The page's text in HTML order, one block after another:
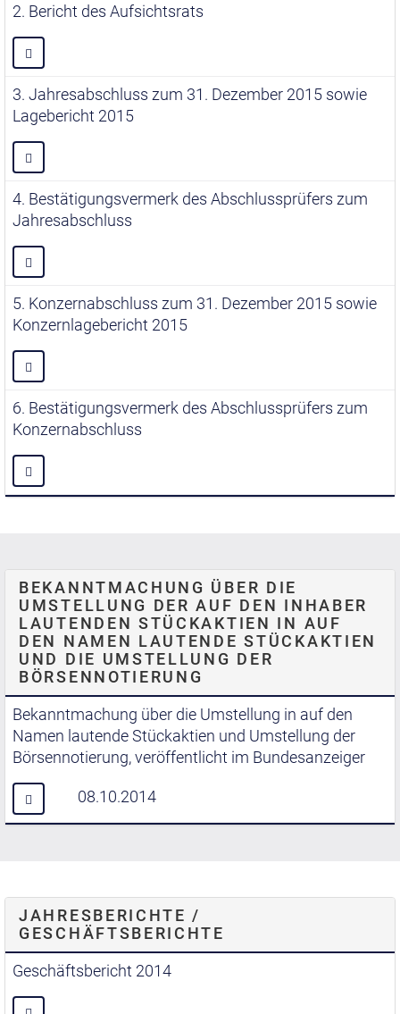
2. Bericht des Aufsichtsrats
3. Jahresabschluss zum 31. Dezember 2015 sowie
Lagebericht 2015
4. Bestätigungsvermerk des Abschlussprüfers zum
Jahresabschluss
5. Konzernabschluss zum 31. Dezember 2015 sowie
Konzernlagebericht 2015
6. Bestätigungsvermerk des Abschlussprüfers zum
Konzernabschluss
BEKANNTMACHUNG ÜBER DIE
UMSTELLUNG DER AUF DEN INHABER
LAUTENDEN STÜCKAKTIEN IN AUF
DEN NAMEN LAUTENDE STÜCKAKTIEN
UND DIE UMSTELLUNG DER
BÖRSENNOTIERUNG
Bekanntmachung über die Umstellung in auf den
Namen lautende Stückaktien und Umstellung der
Börsennotierung, veröffentlicht im Bundesanzeiger
08.10.2014
JAHRESBERICHTE /
GESCHÄFTSBERICHTE
Geschäftsbericht 2014